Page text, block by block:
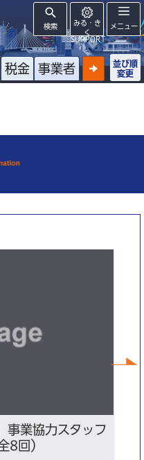
検索
みる・き
く
SUPPORT
メニュー
税金 事業者
並び順
変更
事業協力スタッフ
8回）